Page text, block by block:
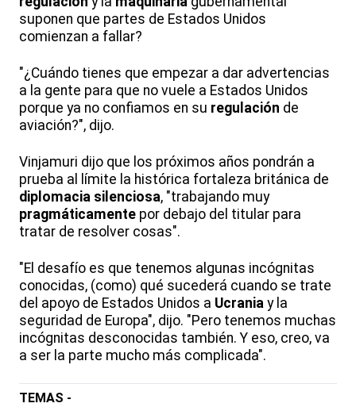
suponen que partes de Estados Unidos
comienzan a fallar?
"¿Cuándo tienes que empezar a dar advertencias
a la gente para que no vuele a Estados Unidos
porque ya no confiamos en su regulación de
aviación?", dijo.
Vinjamuri dijo que los próximos años pondrán a
prueba al límite la histórica fortaleza británica de
diplomacia silenciosa, "trabajando muy
pragmáticamente por debajo del titular para
tratar de resolver cosas".
"El desafío es que tenemos algunas incógnitas
conocidas, (como) qué sucederá cuando se trate
del apoyo de Estados Unidos a Ucrania y la
seguridad de Europa", dijo. "Pero tenemos muchas
incógnitas desconocidas también. Y eso, creo, va
a ser la parte mucho más complicada".
TEMAS -